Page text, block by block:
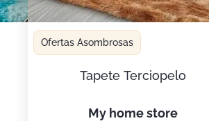
Ofertas Asombrosas
Tapete Terciopelo
my home store